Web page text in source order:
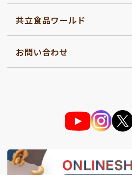
共立食品ワールド
お問い合わせ